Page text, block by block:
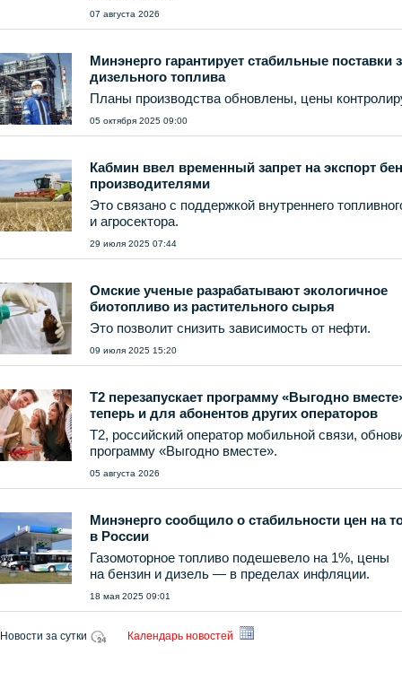
07 августа 2026
Минэнерго гарантирует стабильные поставки
дизельного топлива
Планы производства обновлены, цены
05 октября 2025 09:00
Кабмин ввел временный запрет на экспорт
производителями
Это связано с поддержкой внутреннего
и агросектора.
29 июля 2025 07:44
Омские ученые разрабатывают экологичное
биотопливо из растительного сырья
Это позволит снизить зависимость от нефти.
09 июля 2025 15:20
Т2 перезапускает программу «Выгодно
теперь и для абонентов других операторов
T2, российский оператор мобильной связи,
программу «Выгодно вместе».
05 августа 2026
Минэнерго сообщило о стабильности цен на
в России
Газомоторное топливо подешевело на 1%, цены
на бензин и дизель — в пределах инфляции.
18 мая 2025 09:01
Новости за сутки Календарь новостей